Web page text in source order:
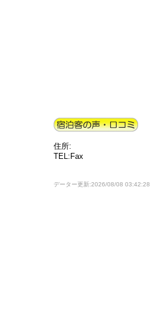
住所:
TEL:Fax
データー更新:2026/08/08 03:42:28